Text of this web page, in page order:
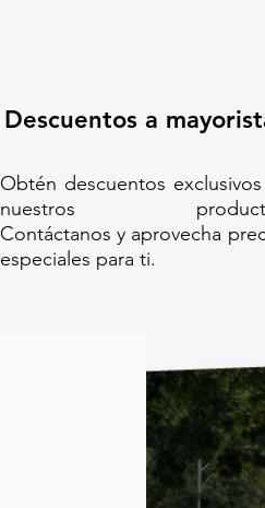
Descuentos a
Obtén descuentos
nuestros
Contáctanos y aprovecha
especiales para ti.